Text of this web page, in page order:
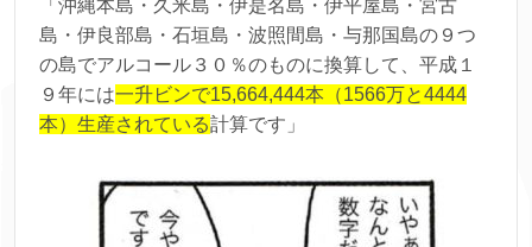
「沖縄本島・久米島・伊是名島・伊平屋島・宮古
島・伊良部島・石垣島・波照間島・与那国島の９つ
の島でアルコール３０％のものに換算して、平成１
９年には一升ビンで15,664,444本（1566万と4444
本）生産されている計算です」